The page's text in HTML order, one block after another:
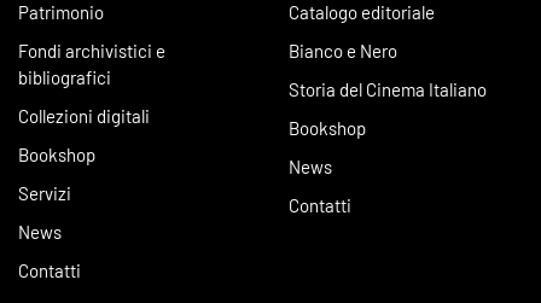
Patrimonio
Fondi archivistici e
bibliografici
Collezioni digitali
Bookshop
Servizi
News
Contatti
Catalogo editoriale
Bianco e Nero
Storia del Cinema Italiano
Bookshop
News
Contatti